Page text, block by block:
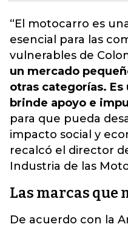
“El motocarro es
esencial para las
vulnerables de
un mercado
otras categorías.
brinde apoyo e
para que pueda
impacto social y
recalcó el director
Industria de las
Las marcas que
De acuerdo con la